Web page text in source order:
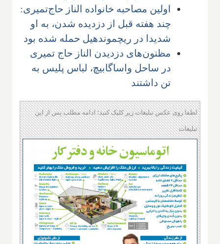
اولین مصاحبه خانواده الناز حاج‌تمیری:
چند هفته قبل از دزدیده شدن، به او
شدیدا در ریچموندهیل حمله شده بود
مظنون‌های دزدیدن الناز حاج تمیری
در ساحل واساگابیچ، لباس پلیس به
تن داشتند
لطفا روی عکس تبلیغات زیر کلیک کنید؛ ادامه مطلب پس از این
تبلیغات